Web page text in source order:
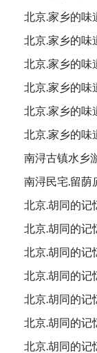
北京.家乡的味
北京.家乡的味
北京.家乡的味
北京.家乡的味
北京.家乡的味
北京.家乡的味
南浔古镇水乡
南浔民宅.留荫
北京.胡同的记
北京.胡同的记
北京.胡同的记
北京.胡同的记
北京.胡同的记
北京.胡同的记
北京.胡同的记